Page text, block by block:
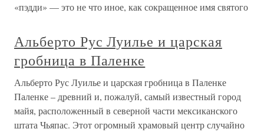
«пэдди» — это не что иное, как сокращенное имя святого
Альберто Рус Луилье и царская
гробница в Паленке
Альберто Рус Луилье и царская гробница в Паленке
Паленке – древний и, пожалуй, самый известный город
майя, расположенный в северной части мексиканского
штата Чьяпас. Этот огромный храмовый центр случайно